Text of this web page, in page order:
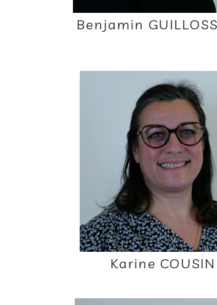
Benjamin
Karine COUSIN